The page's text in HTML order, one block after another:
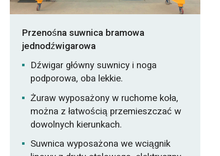
Przenośna suwnica bramowa
jednodźwigarowa
Dźwigar główny suwnicy i noga
podporowa, oba lekkie.
Żuraw wyposażony w ruchome koła,
można z łatwością przemieszczać w
dowolnych kierunkach.
Suwnica wyposażona we wciągnik